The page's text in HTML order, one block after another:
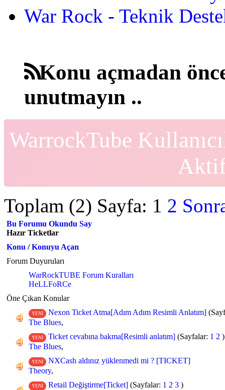
War Rock - Teknik
Konu açmadan
unutmayın ..
WarrockTube
Toplam (2) Sayfa: 1 2
Bu Forumu Okundu Say
Hazır Ticketlar
Konu /Konuyu Açan
Forum Duyuruları
WarRockTUBE Forum Kuralları
HeLLFoRCe
Öne Çıkan Konular
YENİ Nexon Ticket Atma[Adım Adım Resimli Anlatım]
The Blues,
YENİ Ticket cevabına bakma[Resimli anlatım] (Sayfalar: 1 2 )
The Blues,
YENİ
NXCash aldınız yüklenmedi mi ? [TICKET]
Theory,
YENİ Retail Değiştirme[Ticket] (Sayfalar: 1 2 3 )